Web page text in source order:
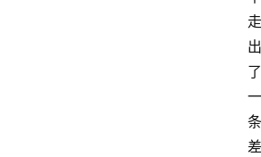
走
出
了
一
条
差